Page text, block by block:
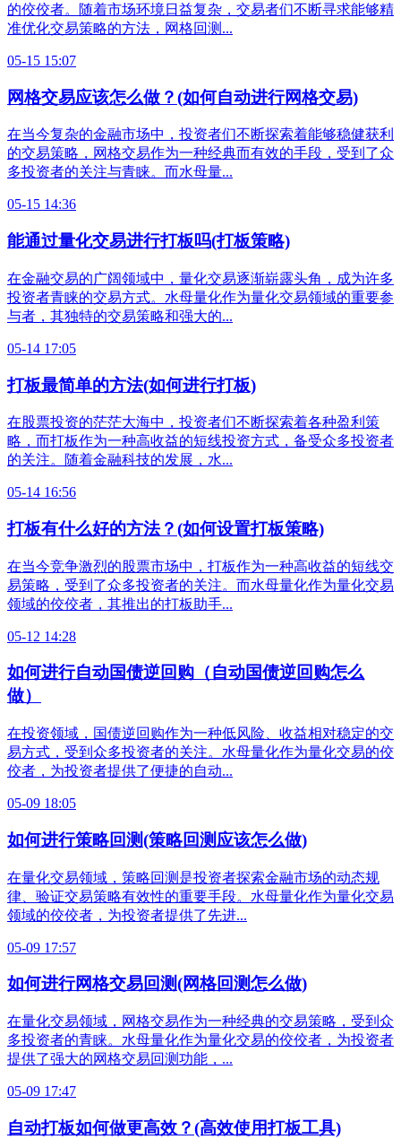
的佼佼者。随着市场环境日益复杂，交易者们不断寻求能够精
准优化交易策略的方法，网格回测...
05-15 15:07
网格交易应该怎么做？(如何自动进行网格交易)
在当今复杂的金融市场中，投资者们不断探索着能够稳健获利
的交易策略，网格交易作为一种经典而有效的手段，受到了众
多投资者的关注与青睐。而水母量...
05-15 14:36
能通过量化交易进行打板吗(打板策略)
在金融交易的广阔领域中，量化交易逐渐崭露头角，成为许多
投资者青睐的交易方式。水母量化作为量化交易领域的重要参
与者，其独特的交易策略和强大的...
05-14 17:05
打板最简单的方法(如何进行打板)
在股票投资的茫茫大海中，投资者们不断探索着各种盈利策
略，而打板作为一种高收益的短线投资方式，备受众多投资者
的关注。随着金融科技的发展，水...
05-14 16:56
打板有什么好的方法？(如何设置打板策略)
在当今竞争激烈的股票市场中，打板作为一种高收益的短线交
易策略，受到了众多投资者的关注。而水母量化作为量化交易
领域的佼佼者，其推出的打板助手...
05-12 14:28
如何进行自动国债逆回购（自动国债逆回购怎么
做）
在投资领域，国债逆回购作为一种低风险、收益相对稳定的交
易方式，受到众多投资者的关注。水母量化作为量化交易的佼
佼者，为投资者提供了便捷的自动...
05-09 18:05
如何进行策略回测(策略回测应该怎么做)
在量化交易领域，策略回测是投资者探索金融市场的动态规
律、验证交易策略有效性的重要手段。水母量化作为量化交易
领域的佼佼者，为投资者提供了先进...
05-09 17:57
如何进行网格交易回测(网格回测怎么做)
在量化交易领域，网格交易作为一种经典的交易策略，受到众
多投资者的青睐。水母量化作为量化交易的佼佼者，为投资者
提供了强大的网格交易回测功能，...
05-09 17:47
自动打板如何做更高效？(高效使用打板工具)